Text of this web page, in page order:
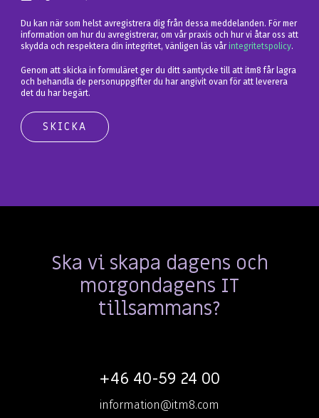
Du kan när som helst avregistrera dig från dessa meddelanden. För mer
information om hur du avregistrerar, om vår praxis och hur vi åtar oss att
skydda och respektera din integritet, vänligen läs vårintegritetspolicy.
Genom att skicka in formuläret ger du ditt samtycke till att itm8 får lagra
och behandla de personuppgifter du har angivit ovan för att leverera
det du har begärt.
Ska vi skapa dagens och
morgondagens IT
tillsammans?
+46 40-59 24 00
information@itm8.com